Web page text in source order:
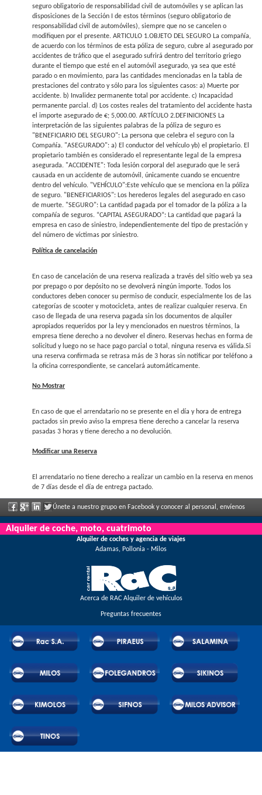
seguro obligatorio de responsabilidad civil de automóviles y se aplican las
disposiciones de la Sección I de estos términos (seguro obligatorio de
responsabilidad civil de automóviles), siempre que no se cancelen o
modifiquen por el presente. ARTICULO 1.OBJETO DEL SEGURO La compañía,
de acuerdo con los términos de esta póliza de seguro, cubre al asegurado por
accidentes de tráfico que el asegurado sufrirá dentro del territorio griego
durante el tiempo que esté en el automóvil asegurado, ya sea que esté
parado o en movimiento, para las cantidades mencionadas en la tabla de
prestaciones del contrato y sólo para los siguientes casos: a) Muerte por
accidente. b) Invalidez permanente total por accidente. c) Incapacidad
permanente parcial. d) Los costes reales del tratamiento del accidente hasta
el importe asegurado de €; 5,000.00. ARTÍCULO 2.DEFINICIONES La
interpretación de las siguientes palabras de la póliza de seguro es
"BENEFICIARIO DEL SEGURO": La persona que celebra el seguro con la
Compañía. "ASEGURADO": a) El conductor del vehículo yb) el propietario. El
propietario también es considerado el representante legal de la empresa
asegurada. "ACCIDENTE": Toda lesión corporal del asegurado que le será
causada en un accidente de automóvil, únicamente cuando se encuentre
dentro del vehículo. "VEHÍCULO":Este vehículo que se menciona en la póliza
de seguro. "BENEFICIARIOS": Los herederos legales del asegurado en caso
de muerte. "SEGURO": La cantidad pagada por el tomador de la póliza a la
compañía de seguros. “CAPITAL ASEGURADO”: La cantidad que pagará la
empresa en caso de siniestro, independientemente del tipo de prestación y
del número de víctimas por siniestro.
Política de cancelación
En caso de cancelación de una reserva realizada a través del sitio web ya sea
por prepago o por depósito no se devolverá ningún importe. Todos los
conductores deben conocer su permiso de conducir, especialmente los de las
categorías de scooter y motocicleta, antes de realizar cualquier reserva. En
caso de llegada de una reserva pagada sin los documentos de alquiler
apropiados requeridos por la ley y mencionados en nuestros términos, la
empresa tiene derecho a no devolver el dinero. Reservas hechas en forma de
solicitud y luego no se hace pago parcial o total, ninguna reserva es válida.Si
una reserva confirmada se retrasa más de 3 horas sin notificar por teléfono a
la oficina correspondiente, se cancelará automáticamente.
No Mostrar
En caso de que el arrendatario no se presente en el día y hora de entrega
pactados sin previo aviso la empresa tiene derecho a cancelar la reserva
pasadas 3 horas y tiene derecho a no devolución.
Modificar una Reserva
El arrendatario no tiene derecho a realizar un cambio en la reserva en menos
de 7 días desde el día de entrega pactado.
Únete a nuestro grupo en Facebook y conocer al personal, envíenos
sus comentarios y disfrute de grandes descuentos y ofertas que se anuncian con
Alquiler de coche, moto, cuatrimoto
Alquiler de coches y agencia de viajes
Adamas, Pollonia - Milos
Acerca de RAC Alquiler de vehículos
Preguntas frecuentes